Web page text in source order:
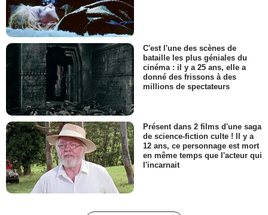
C'est l'une des scènes de
bataille les plus géniales du
cinéma : il y a 25 ans, elle a
donné des frissons à des
millions de spectateurs
Présent dans 2 films d'une saga
de science-fiction culte ! Il y a
12 ans, ce personnage est mort
en même temps que l'acteur qui
l'incarnait